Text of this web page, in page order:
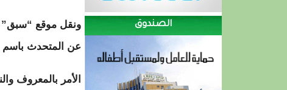
الصندوق
ونقل موقع “سبق”
عن المتحدث باسم
الأمر بالمعروف